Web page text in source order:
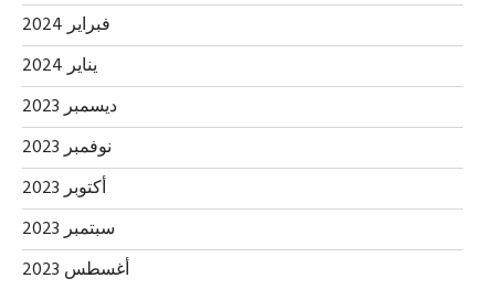
فبراير 2024
يناير 2024
ديسمبر 2023
نوفمبر 2023
أكتوبر 2023
سبتمبر 2023
أغسطس 2023